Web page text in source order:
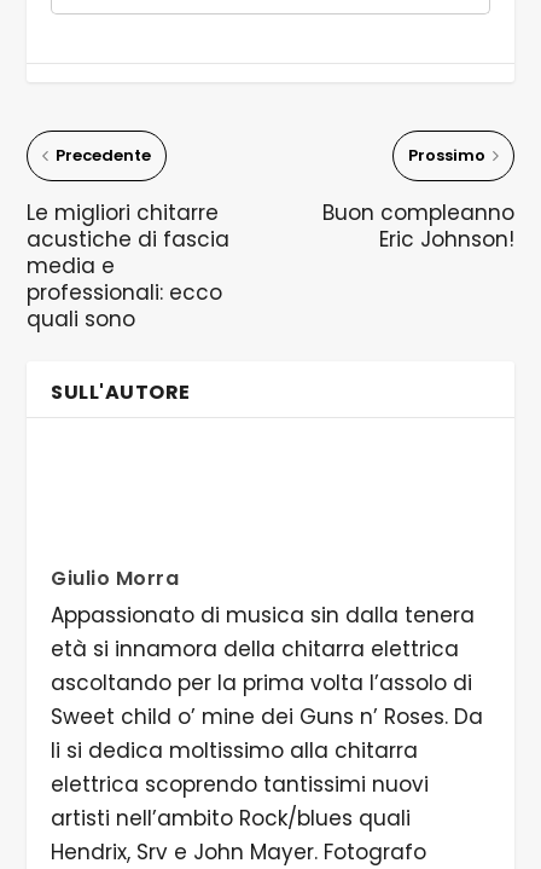
Precedente
Le migliori chitarre
acustiche di fascia
media e
professionali: ecco
quali sono
Prossimo
Buon compleanno
Eric Johnson!
SULL'AUTORE
Giulio Morra
Appassionato di musica sin dalla tenera
età si innamora della chitarra elettrica
ascoltando per la prima volta l’assolo di
Sweet child o’ mine dei Guns n’ Roses. Da
li si dedica moltissimo alla chitarra
elettrica scoprendo tantissimi nuovi
artisti nell’ambito Rock/blues quali
Hendrix, Srv e John Mayer. Fotografo